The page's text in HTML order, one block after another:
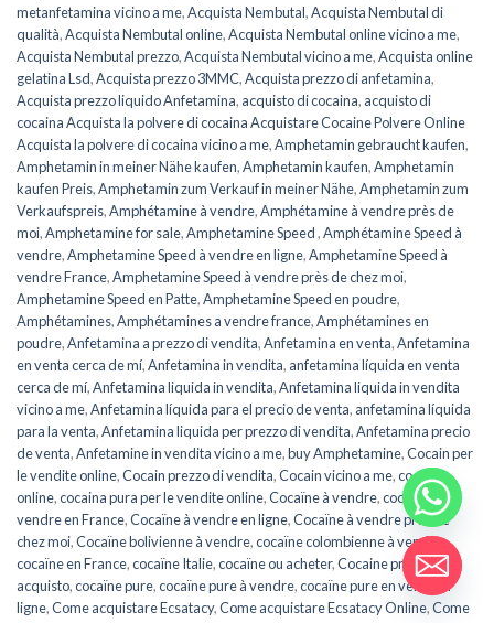
metanfetamina vicino a me,Acquista Nembutal,Acquista Nembutal di
qualità,Acquista Nembutal online,Acquista Nembutal online vicino a me,
Acquista Nembutal prezzo,Acquista Nembutal vicino a me,Acquista online
gelatina Lsd,Acquista prezzo 3MMC,Acquista prezzo di anfetamina,
Acquista prezzo liquido Anfetamina, acquisto di cocaina, acquisto di
cocaina Acquista la polvere di cocaina Acquistare Cocaine Polvere Online
Acquista la polvere di cocaina vicino a me,Amphetamin gebraucht kaufen,
Amphetamin in meiner Nähe kaufen,Amphetamin kaufen,Amphetamin
kaufen Preis,Amphetamin zum Verkauf in meiner Nähe,Amphetamin zum
Verkaufspreis,Amphétamine à vendre,Amphétamine à vendre près de
moi,Amphetamine for sale,Amphetamine Speed ​​​​,Amphétamine Speed ​​​​à
vendre,Amphetamine Speed ​​​​à vendre en ligne,Amphetamine Speed ​​​​à
vendre France,Amphetamine Speed à vendre près de chez moi,
Amphetamine Speed en ​​​​Patte,Amphetamine Speed en poudre,
Amphétamines,Amphétamines a vendre france,Amphétamines en
poudre,Anfetamina a prezzo di vendita,Anfetamina en venta,Anfetamina
en venta cerca de mí,Anfetamina in vendita, anfetamina líquida en venta
cerca de mí,Anfetamina liquida in vendita,Anfetamina liquida in vendita
vicino a me,Anfetamina líquida para el precio de venta, anfetamina líquida
para la venta,Anfetamina liquida per prezzo di vendita,Anfetamina precio
de venta,Anfetamine in vendita vicino a me,buy Amphetamine,Cocain per
le vendite online,Cocain prezzo di vendita,Cocain vicino a me,cocaina
online,cocaina pura per le vendite online,Cocaïne à vendre,cocaïne à
vendre en France,Cocaïne à vendre en ligne,Cocaïne à vendre près de
chez moi,Cocaïne bolivienne à vendre,cocaïne colombienne à vendre,
cocaïne en France,cocaïne Italie,cocaïne ou acheter,Cocaine prezzo di
acquisto,cocaïne pure,cocaïne pure à vendre,cocaïne pure en vente en
ligne,Come acquistare Ecsatacy,Come acquistare Ecsatacy Online,Come